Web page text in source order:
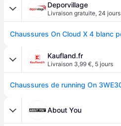
Deporvillage
Livraison gratuite, 24 jours
Kaufland.fr
Livraison 3,99 €, 5 jours
About You